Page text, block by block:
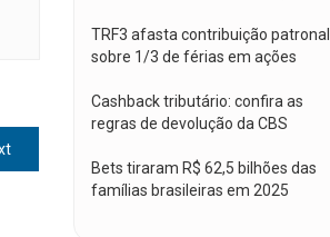
Next
post:
TRF3 afasta contribuição patronal
sobre 1/3 de férias em ações
Cashback tributário: confira as
regras de devolução da CBS
Bets tiraram R$ 62,5 bilhões das
famílias brasileiras em 2025